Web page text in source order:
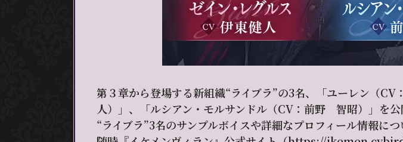
第３章から登場する新組織“ライブラ”の3名、「ユーレン（
人）」、「ルシアン・モルサンドル（CV：前野 智昭）」を公
“ライブラ”3名のサンプルボイスや詳細なプロフィール情報につ